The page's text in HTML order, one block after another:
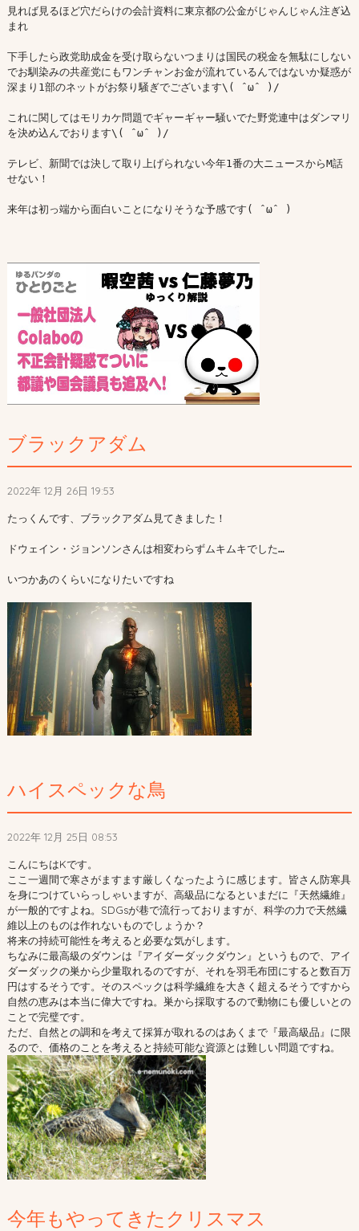
見れば見るほど穴だらけの会計資料に東京都の公金がじゃんじゃん注ぎ込
まれ
下手したら政党助成金を受け取らないつまりは国民の税金を無駄にしない
でお馴染みの共産党にもワンチャンお金が流れているんではないか疑惑が
深まり1部のネットがお祭り騒ぎでございます\( ˆωˆ )/
これに関してはモリカケ問題でギャーギャー騒いでた野党連中はダンマリ
を決め込んでおります\( ˆωˆ )/
テレビ、新聞では決して取り上げられない今年1番の大ニュースからM話
せない！
来年は初っ端から面白いことになりそうな予感です( ˆωˆ )
ブラックアダム
2022年 12月 26日 19:53
たっくんです、ブラックアダム見てきました！
ドウェイン・ジョンソンさんは相変わらずムキムキでした…
いつかあのくらいになりたいですね
ハイスペックな鳥
2022年 12月 25日 08:53
こんにちはKです。
ここ一週間で寒さがますます厳しくなったように感じます。皆さん防寒具
を身につけていらっしゃいますが、高級品になるといまだに『天然繊維』
が一般的ですよね。SDGsが巷で流行っておりますが、科学の力で天然繊
維以上のものは作れないものでしょうか？
将来の持続可能性を考えると必要な気がします。
ちなみに最高級のダウンは『アイダーダックダウン』というもので、アイ
ダーダックの巣から少量取れるのですが、それを羽毛布団にすると数百万
円はするそうです。そのスペックは科学繊維を大きく超えるそうですから
自然の恵みは本当に偉大ですね。巣から採取するので動物にも優しいとの
ことで完璧です。
ただ、自然との調和を考えて採算が取れるのはあくまで『最高級品』に限
るので、価格のことを考えると持続可能な資源とは難しい問題ですね。
今年もやってきたクリスマス